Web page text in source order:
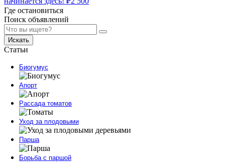
Где остановиться
Поиск объявлений
Искать
Статьи
Биогумус
Апорт
Рассада томатов
Уход за плодовыми
Парша
Борьба с паршой